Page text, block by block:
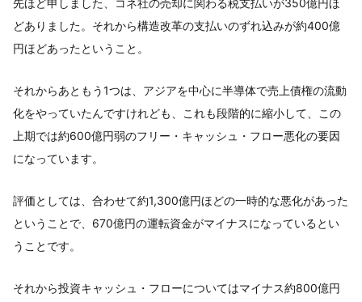
どありました。それから構造改革の支払いのずれ込みが約400億
円ほどあったということ。
それからあともう1つは、アジアを中心に半導体で売上債権の流動
化をやっていたんですけれども、これも段階的に縮小して、この
上期では約600億円弱のフリー・キャッシュ・フロー悪化の要因
になっています。
評価としては、合わせて約1,300億円ほどの一時的な悪化があった
ということで、670億円の運転資金がマイナスになっているとい
うことです。
それから投資キャッシュ・フローについてはマイナス約800億円